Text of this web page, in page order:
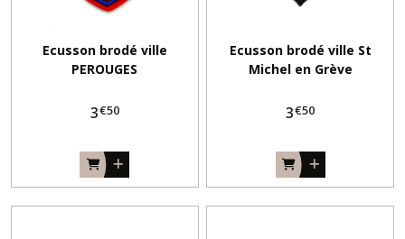
Ecusson brodé ville
PEROUGES
3€50
Ecusson brodé ville St
Michel en Grève
3€50